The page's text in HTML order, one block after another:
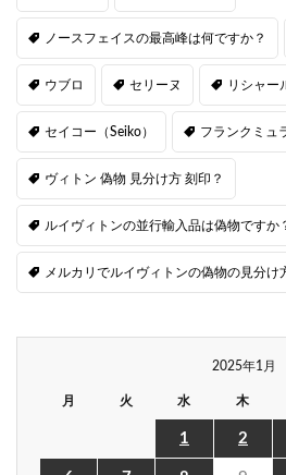
ノースフェイスの最高峰は何ですか？
ウブロ セリーヌ リシャー
セイコー（Seiko） フランクミュ
ヴィトン 偽物 見分け方 刻印？
ルイヴィトンの並行輸入品は偽物ですか
メルカリでルイヴィトンの偽物の見分け
2025年1月
月 火 水 木
1 2